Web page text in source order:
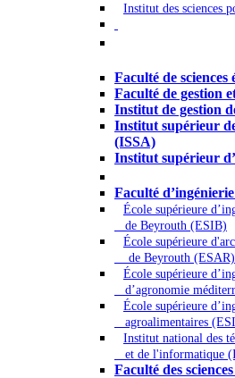
Institut des sciences
Faculté de sciences
Faculté de gestion
Institut de gestion
Institut supérieur
(ISSA)
Institut supérieur
Faculté
École supérieure
de Beyrouth (ESIB)
École supérieure
de Beyrouth (ESAR)
École supérieure
d’agronomie
École supérieure
agroalimentaires
Institut national des
et de l'informatique
Faculté des